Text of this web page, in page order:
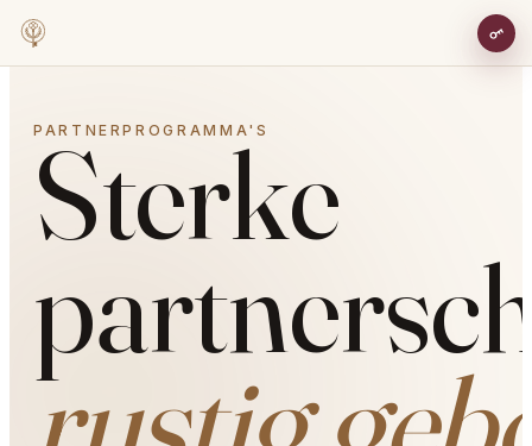
PARTNERPROGRAMMA'S
Sterke